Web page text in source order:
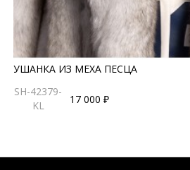
УШАНКА ИЗ МЕХА ПЕСЦА
SH-42379-
KL
17 000 ₽